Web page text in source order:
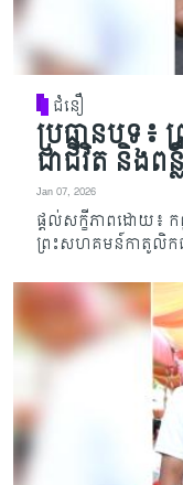
ជំនឿ
ប្រធានបទ៖
ជាជីវិត និងព
Jan 07, 2026
ផ្តល់សក្ខីភាពដោយ៖ ក
ព្រះសហគមន៍កាតូលិក